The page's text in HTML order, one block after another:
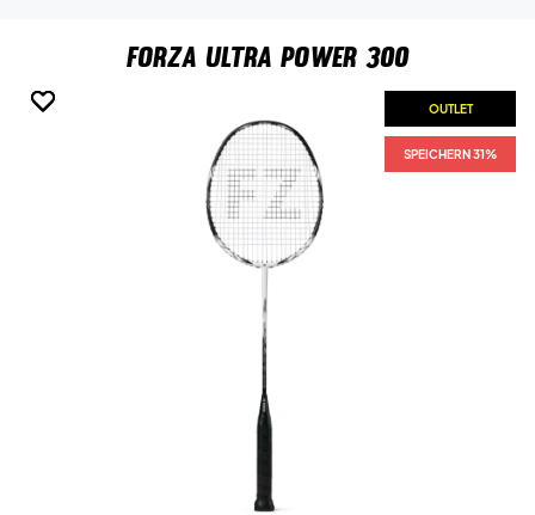
Forza Ultra Power 300
OUTLET
SPEICHERN 31%
OUTLET
SPEICHERN 31%
OUTLET
SPEICHERN 31%
OUTLET
SPEICHERN 31%